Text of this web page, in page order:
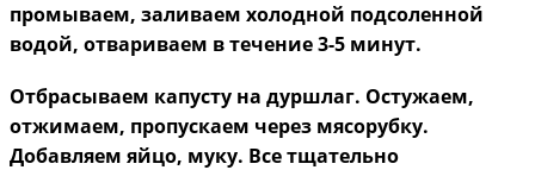
промываем, заливаем холодной подсоленной
водой, отвариваем в течение 3-5 минут.
Отбрасываем капусту на дуршлаг. Остужаем,
отжимаем, пропускаем через мясорубку.
Добавляем яйцо, муку. Все тщательно